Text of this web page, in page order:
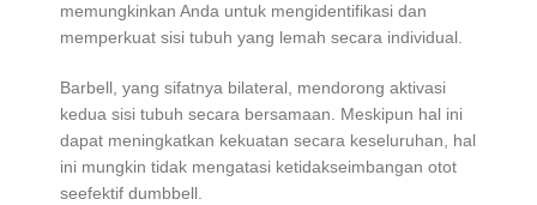
memungkinkan Anda untuk mengidentifikasi dan
memperkuat sisi tubuh yang lemah secara individual.
Barbell, yang sifatnya bilateral, mendorong aktivasi
kedua sisi tubuh secara bersamaan. Meskipun hal ini
dapat meningkatkan kekuatan secara keseluruhan, hal
ini mungkin tidak mengatasi ketidakseimbangan otot
seefektif dumbbell.